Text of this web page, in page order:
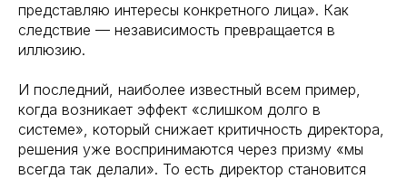
представляю интересы конкретного лица». Как
следствие — независимость превращается в
иллюзию.
И последний, наиболее известный всем пример,
когда возникает эффект «слишком долго в
системе», который снижает критичность директора,
решения уже воспринимаются через призму «мы
всегда так делали». То есть директор становится